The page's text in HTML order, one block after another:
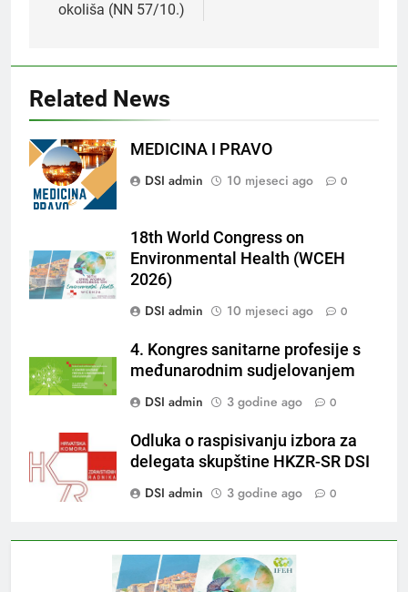
okoliša (NN 57/10.)
Related News
MEDICINA I PRAVO
DSI admin
10 mjeseci ago 0
18th World Congress on
Environmental Health (WCEH
2026)
DSI admin
10 mjeseci ago 0
4. Kongres sanitarne profesije s
međunarodnim sudjelovanjem
DSI admin
3 godine ago 0
Odluka o raspisivanju izbora za
delegata skupštine HKZR-SR DSI
DSI admin
3 godine ago 0